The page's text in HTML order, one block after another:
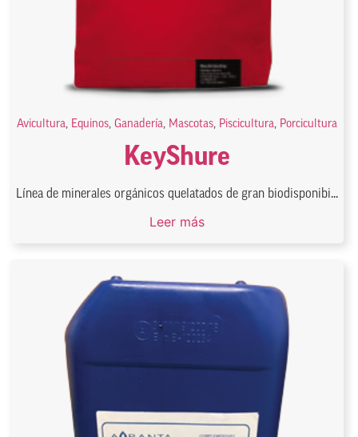
Avicultura, Equinos, Ganadería, Mascotas, Piscicultura, Porcicultura
KeyShure
Línea de minerales orgánicos quelatados de gran biodisponibi...
Leer más